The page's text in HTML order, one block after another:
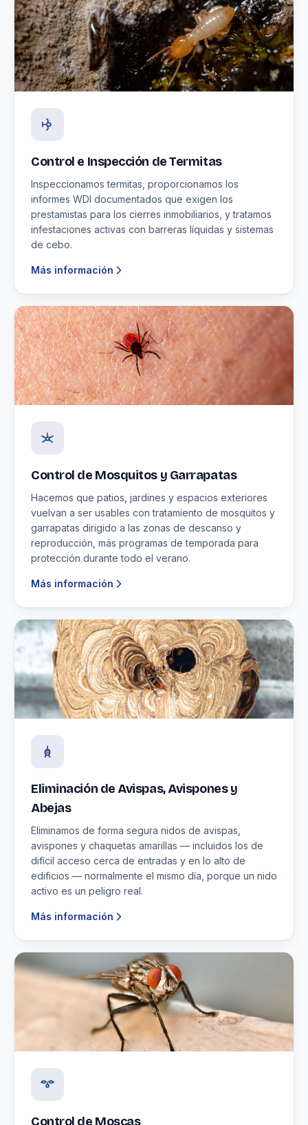
Control e Inspección de Termitas
Inspeccionamos termitas, proporcionamos los
informes WDI documentados que exigen los
prestamistas para los cierres inmobiliarios, y tratamos
infestaciones activas con barreras líquidas y sistemas
de cebo.
Más información
Control de Mosquitos y Garrapatas
Hacemos que patios, jardines y espacios exteriores
vuelvan a ser usables con tratamiento de mosquitos y
garrapatas dirigido a las zonas de descanso y
reproducción, más programas de temporada para
protección durante todo el verano.
Más información
Eliminación de Avispas, Avispones y
Abejas
Eliminamos de forma segura nidos de avispas,
avispones y chaquetas amarillas — incluidos los de
difícil acceso cerca de entradas y en lo alto de
edificios — normalmente el mismo día, porque un nido
activo es un peligro real.
Más información
Control de Moscas